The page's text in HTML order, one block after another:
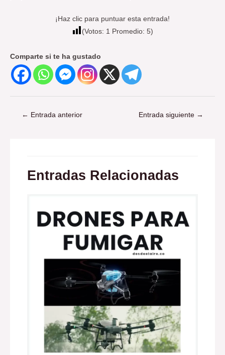
¡Haz clic para puntuar esta entrada!
(Votos: 1 Promedio: 5)
Comparte si te ha gustado
← Entrada anterior Entrada siguiente →
Entradas Relacionadas